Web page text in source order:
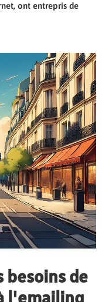
ont entrepris de
besoins de
l'emailing